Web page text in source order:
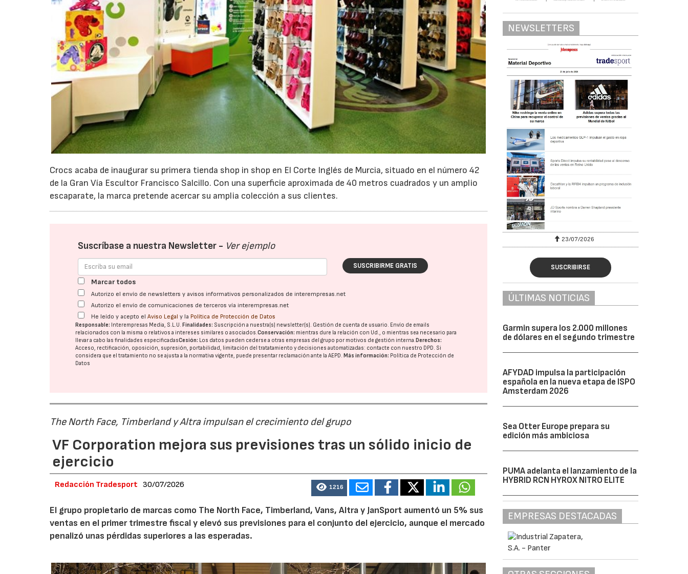
Crocs acaba de inaugurar su primera tienda shop in shop en El Corte Inglés de Murcia, situado en el número 42
de la Gran Vía Escultor Francisco Salcillo. Con una superficie aproximada de 40 metros cuadrados y un amplio
escaparate, la marca pretende acercar su amplia colección a sus clientes.
Suscríbase a nuestra Newsletter - Ver ejemplo
SUSCRIBIRME GRATIS
Marcar todos
Autorizo el envío de newsletters y avisos informativos personalizados de interempresas.net
Autorizo el envío de comunicaciones de terceros vía interempresas.net
He leído y acepto elAviso Legal y la Política de Protección de Datos
Responsable: Interempresas Media, S.L.U.Finalidades: Suscripción a nuestra(s) newsletter(s). Gestión de cuenta de usuario. Envío de emails
relacionados con la misma o relativos a intereses similares o asociados.Conservación: mientras dure la relación con Ud., o mientras sea necesario para
llevar a cabo las finalidades especificadasCesión: Los datos pueden cederse a otras empresas del grupo por motivos de gestión interna.Derechos:
Acceso, rectificación, oposición, supresión, portabilidad, limitación del tratatamiento y decisiones automatizadas: contacte con nuestro DPD. Si
considera que el tratamiento no se ajusta a la normativa vigente, puede presentar reclamación ante laAEPD.Más información: Política de Protección de
Datos
The North Face, Timberland y Altra impulsan el crecimiento del grupo
VF Corporation mejora sus previsiones tras un sólido inicio de
ejercicio
Redacción Tradesport 30/07/2026 1216
El grupo propietario de marcas como The North Face, Timberland, Vans, Altra y JanSport aumentó un 5% sus
ventas en el primer trimestre fiscal y elevó sus previsiones para el conjunto del ejercicio, aunque el mercado
penalizó unas pérdidas superiores a las esperadas.
NEWSLETTERS
23/07/2026
SUSCRIBIRSE
ÚLTIMAS NOTICIAS
Garmin supera los 2.000 millones
de dólares en el segundo trimestre
AFYDAD impulsa la participación
española en la nueva etapa de ISPO
Amsterdam 2026
Sea Otter Europe prepara su
edición más ambiciosa
PUMA adelanta el lanzamiento de la
HYBRID RCN HYROX NITRO ELITE
EMPRESAS DESTACADAS